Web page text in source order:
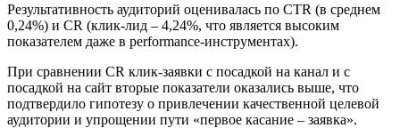
Результативность аудиторий оценивалась по CTR (в среднем
0,24%) и CR (клик-лид – 4,24%, что является высоким
показателем даже в performance-инструментах).
При сравнении CR клик-заявки с посадкой на канал и с
посадкой на сайт вторые показатели оказались выше, что
подтвердило гипотезу о привлечении качественной целевой
аудитории и упрощении пути «первое касание – заявка».